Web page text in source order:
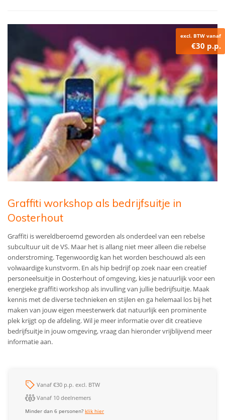
excl. BTW vanaf
€30 p.p.
Graffiti workshop als bedrijfsuitje in
Oosterhout
Graffiti is wereldberoemd geworden als onderdeel van een rebelse
subcultuur uit de VS. Maar het is allang niet meer alleen die rebelse
onderstroming. Tegenwoordig kan het worden beschouwd als een
volwaardige kunstvorm. En als hip bedrijf op zoek naar een creatief
personeelsuitje in Oosterhout of omgeving, kies je natuurlijk voor een
energieke graffiti workshop als invulling van jullie bedrijfsuitje. Maak
kennis met de diverse technieken en stijlen en ga helemaal los bij het
maken van jouw eigen meesterwerk dat natuurlijk een prominente
plek krijgt op de afdeling. Wil je meer informatie over dit creatieve
bedrijfsuitje in jouw omgeving, vraag dan hieronder vrijblijvend meer
informatie aan.
Vanaf €30 p.p. excl. BTW
Vanaf 10 deelnemers
Minder dan 6 personen?klik hier